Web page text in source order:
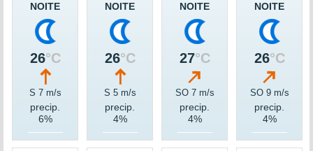
NOITE
26°C
S 7 m/s
precip.
6%
NOITE
26°C
S 5 m/s
precip.
4%
NOITE
27°C
SO 7 m/s
precip.
4%
NOITE
26°C
SO 9 m/s
precip.
4%